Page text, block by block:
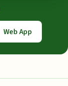
Web App